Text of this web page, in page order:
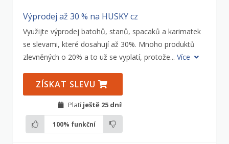
Výprodej až 30 % na HUSKY cz
Využijte výprodej batohů, stanů, spacaků a karimatek
se slevami, které dosahují až 30%. Mnoho produktů
zlevněných o 20% a to už se vyplatí, protože... Více
ZÍSKAT SLEVU
Platí ještě 25 dní!
100% funkční